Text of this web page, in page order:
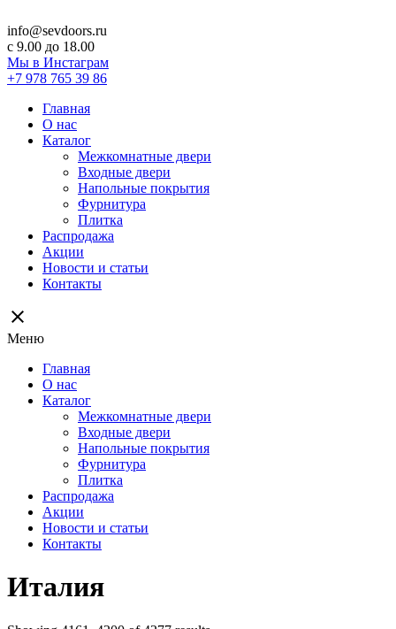
info@sevdoors.ru
c 9.00 до 18.00
Мы в Инстаграм
+7 978 765 39 86
Главная
О нас
Каталог
Межкомнатные двери
Входные двери
Напольные покрытия
Фурнитура
Плитка
Распродажа
Акции
Новости и статьи
Контакты
close
Меню
Главная
О нас
Каталог
Межкомнатные двери
Входные двери
Напольные покрытия
Фурнитура
Плитка
Распродажа
Акции
Новости и статьи
Контакты
Италия